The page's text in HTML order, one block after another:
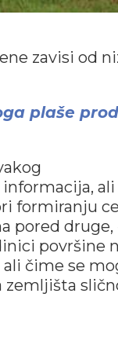
zavisi od
plaše
formiranju
pored druge,
površine
čime se
zemljišta